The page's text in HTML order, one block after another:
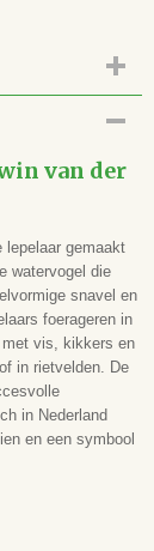
van der
lepelaar gemaakt
watervogel die
snavel en
foerageren in
met vis, kikkers en
in rietvelden. De
in Nederland
en een symbool